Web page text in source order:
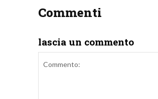
Commenti
lascia un commento